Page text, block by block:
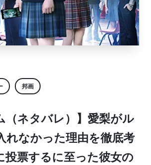
邦画
（ネタバレ）】愛梨がル
れなかった理由を徹底考
投票するに至った彼女の